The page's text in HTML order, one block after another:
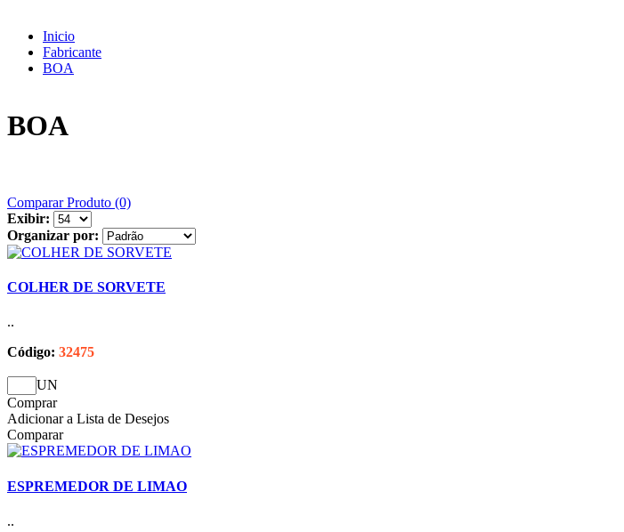
Inicio
Fabricante
BOA
BOA
Comparar Produto (0)
Exibir:
Organizar por:
COLHER DE SORVETE
..
Código: 32475
UN
Comprar
Adicionar a Lista de Desejos
Comparar
ESPREMEDOR DE LIMAO
..